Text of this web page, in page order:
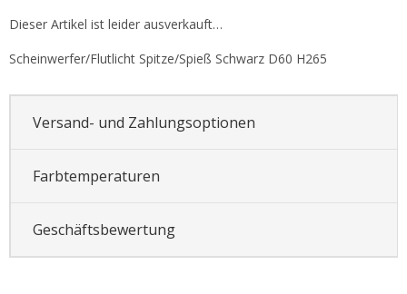
Dieser Artikel ist leider ausverkauft…
Scheinwerfer/Flutlicht Spitze/Spieß Schwarz D60 H265
Versand- und Zahlungsoptionen
Farbtemperaturen
Geschäftsbewertung